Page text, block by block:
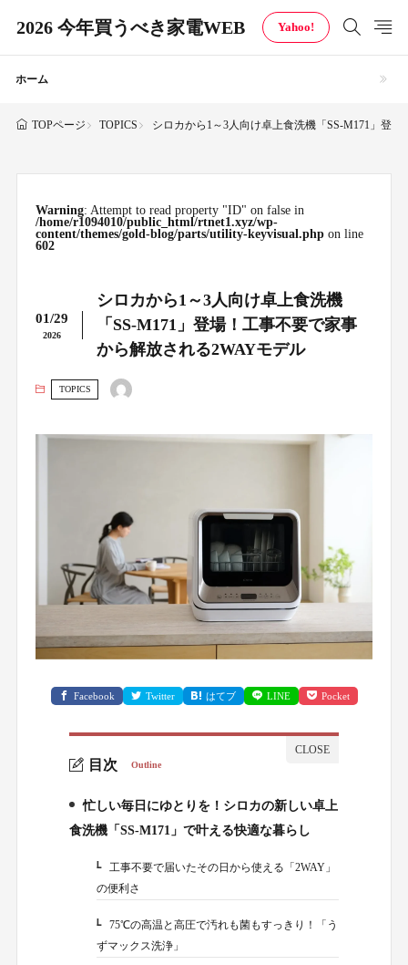
2026 今年買うべき家電WEB Yahoo!
ホーム
TOPページ TOPICS シロカから1～3人向け卓上食洗機「SS-M171」登
Warning: Attempt to read property "ID" on false in
/home/r1094010/public_html/rtnet1.xyz/wp-
content/themes/gold-blog/parts/utility-keyvisual.phpon line
602
01/29
2026
シロカから1～3人向け卓上食洗機
「SS-M171」登場！工事不要で家事
から解放される2WAYモデル
TOPICS
Facebook Twitter はてブ LINE Pocket
目次 Outline
忙しい毎日にゆとりを！シロカの新しい卓上
食洗機「SS-M171」で叶える快適な暮らし
1-1.工事不要で届いたその日から使える「2WAY」
の便利さ
1-2.75℃の高温と高圧で汚れも菌もすっきり！「う
ずマックス洗浄」